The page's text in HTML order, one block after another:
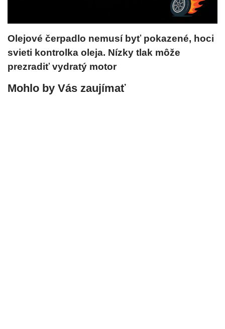
Olejové čerpadlo nemusí byť pokazené, hoci
svieti kontrolka oleja. Nízky tlak môže
prezradiť vydratý motor
Mohlo by Vás zaujímať